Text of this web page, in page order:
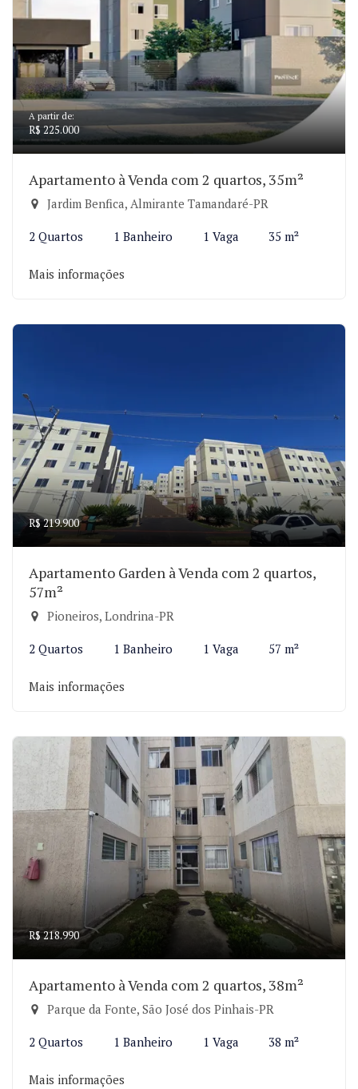
A partir de:
R$ 225.000
Apartamento à Venda com 2 quartos, 35m²
Jardim Benfica, Almirante Tamandaré-PR
2 Quartos 1 Banheiro 1 Vaga 35 m²
Mais informações
R$ 219.900
Apartamento Garden à Venda com 2 quartos,
57m²
Pioneiros, Londrina-PR
2 Quartos 1 Banheiro 1 Vaga 57 m²
Mais informações
R$ 218.990
Apartamento à Venda com 2 quartos, 38m²
Parque da Fonte, São José dos Pinhais-PR
2 Quartos 1 Banheiro 1 Vaga 38 m²
Mais informações